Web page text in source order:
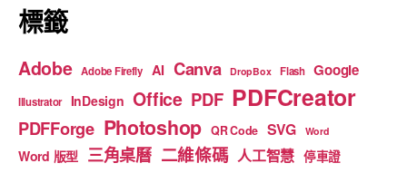
標籤
Adobe Adobe Firefly AI Canva DropBox Flash Google
Illustrator InDesign Office PDF PDFCreator
PDFForge Photoshop QR Code SVG Word
Word 版型 三角桌曆 二維條碼 人工智慧 停車證